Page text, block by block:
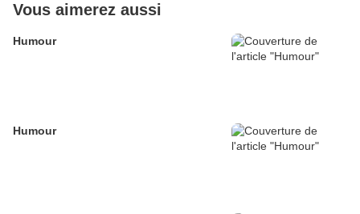
Vous aimerez aussi
Humour
Humour